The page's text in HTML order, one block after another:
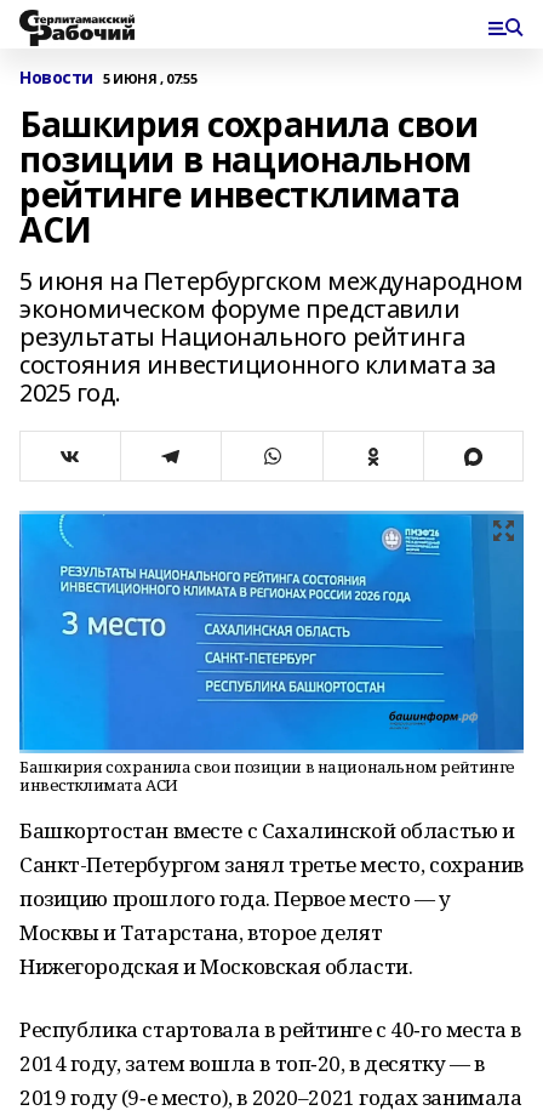
Новости 5 ИЮНЯ , 07:55
Башкирия сохранила свои
позиции в национальном
рейтинге инвестклимата
АСИ
5 июня на Петербургском международном
экономическом форуме представили
результаты Национального рейтинга
состояния инвестиционного климата за
2025 год.
Башкирия сохранила свои позиции в национальном рейтинге
инвестклимата АСИ
Башкортостан вместе с Сахалинской областью и
Санкт-Петербургом занял третье место, сохранив
позицию прошлого года. Первое место — у
Москвы и Татарстана, второе делят
Нижегородская и Московская области.
Республика стартовала в рейтинге с 40‑го места в
2014 году, затем вошла в топ‑20, в десятку — в
2019 году (9‑е место), в 2020–2021 годах занимала